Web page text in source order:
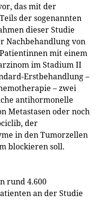
das mit der
der sogenannten
dieser Studie
Nachbehandlung von
mit einem
im Stadium II
Erstbehandlung –
– zwei
antihormonelle
Metastasen oder noch
der
in den Tumorzellen
blockieren soll.
rund 4.600
an der Studie